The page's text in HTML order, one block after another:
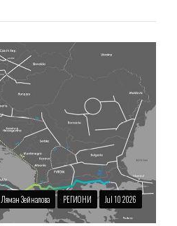
Ляман Зейналова РЕГИОНИ Jul 10 2026